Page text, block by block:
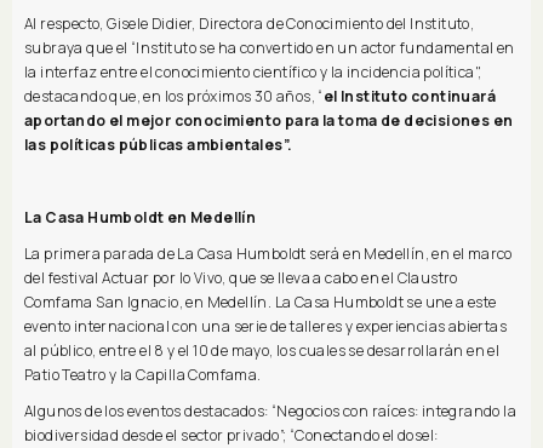
Al respecto, Gisele Didier, Directora de Conocimiento del Instituto,
subraya que el “Instituto se ha convertido en un actor fundamental en
la interfaz entre el conocimiento científico y la incidencia política",
destacando que, en los próximos 30 años, “el Instituto continuará
aportando el mejor conocimiento para la toma de decisiones en
las políticas públicas ambientales”.
La Casa Humboldt en Medellín
La primera parada de La Casa Humboldt será en Medellín, en el marco
del festival Actuar por lo Vivo, que se lleva a cabo en el Claustro
Comfama San Ignacio, en Medellín. La Casa Humboldt se une a este
evento internacional con una serie de talleres y experiencias abiertas
al público, entre el 8 y el 10 de mayo, los cuales se desarrollarán en el
Patio Teatro y la Capilla Comfama.
Algunos de los eventos destacados: “Negocios con raíces: integrando la
biodiversidad desde el sector privado”; “Conectando el dosel: